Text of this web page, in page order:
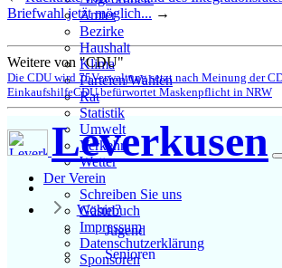
Ämter
Bezirke
Haushalt
Klima
Parteien/Wahlen
Rat
Statistik
Umwelt
Verkehr
Wetter
Der Verein
Schreiben Sie uns
Gästebuch
Impressum
Datenschutzerklärung
Sponsoren
Briefwahl jetzt möglich... →
Weitere von "CDU"
Die CDU wird 75Verwaltung setzt nach Meinung der
EinkaufshilfeCDU befürwortet Maskenpflicht in NRW
Leverkusen
Wohin?
Jugend
Senioren